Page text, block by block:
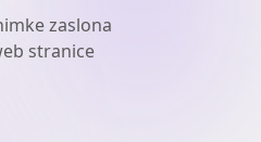
zaslona
stranice